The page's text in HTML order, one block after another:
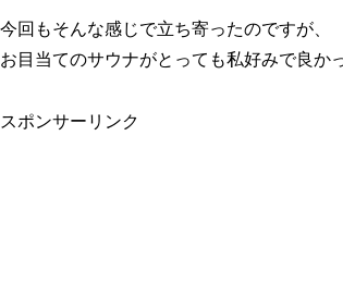
今回もそんな感じで立ち寄ったのですが、
お目当てのサウナがとっても私好みで良か
スポンサーリンク